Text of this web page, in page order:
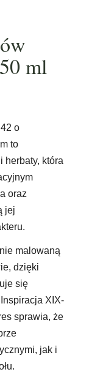
ml
o
to
herbaty, która
oraz
jej
malowaną
dzięki
się
XIX-
sprawia, że
jak i